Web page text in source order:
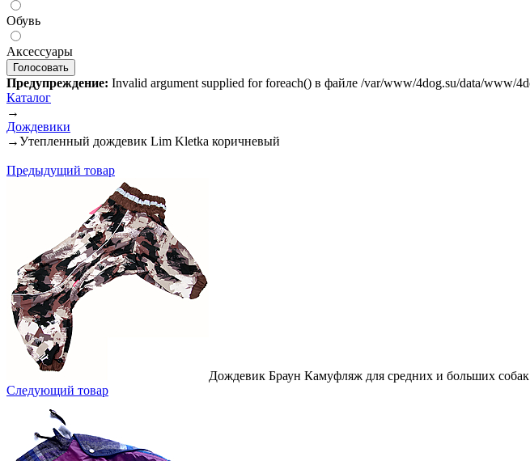
Обувь
Аксессуары
Предупреждение: Invalid argument supplied for foreach() в файле /var/www/4dog.su/data/www/
Каталог
→
Дождевики
→Утепленный дождевик Lim Kletka коричневый
Предыдущий товар
Дождевик Браун Камуфляж для средних и больших собак
Следующий товар